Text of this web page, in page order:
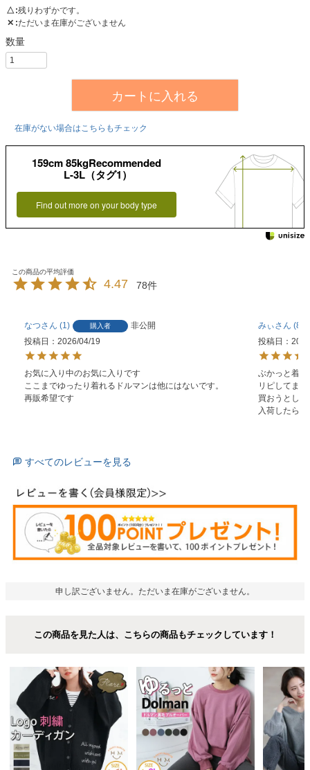
△ 残りわずかです。
✕ ただいま在庫がございません
カートに入れる
在庫がない場合はこちらもチェック
159cm 85kgRecommended
L-3L（タグ1）
Find out more on your body type
4.47 78
なつ 1 購入者
非公開
投稿日
2026/04/19
お気に入り中のお気に入りです
ここまでゆったり着れるドルマンは他にはないです。
再販希望です
みぃ
8
投稿日
ぶかっと着
リピしてます
買おうとし
入荷したら
すべてのレビューを見る
申し訳ございません。ただいま在庫がございません。
この商品を見た人は、こちらの商品もチェックしています！